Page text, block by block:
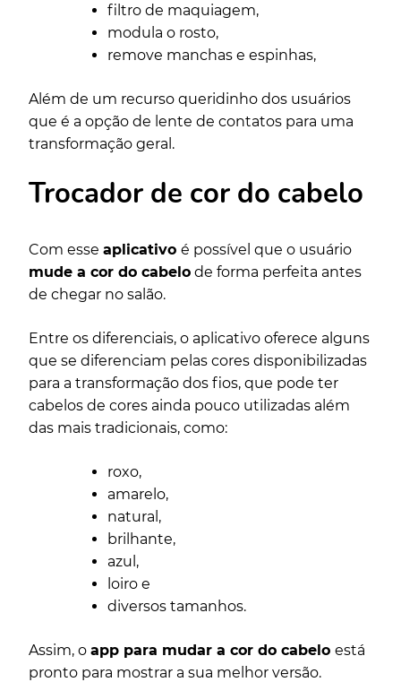
filtro de maquiagem,
modula o rosto,
remove manchas e espinhas,
Além de um recurso queridinho dos usuários
que é a opção de lente de contatos para uma
transformação geral.
Trocador de cor do cabelo
Com esse aplicativo é possível que o usuário
mude a cor do cabelo de forma perfeita antes
de chegar no salão.
Entre os diferenciais, o aplicativo oferece alguns
que se diferenciam pelas cores disponibilizadas
para a transformação dos fios, que pode ter
cabelos de cores ainda pouco utilizadas além
das mais tradicionais, como:
roxo,
amarelo,
natural,
brilhante,
azul,
loiro e
diversos tamanhos.
Assim, o app para mudar a cor do cabelo está
pronto para mostrar a sua melhor versão.